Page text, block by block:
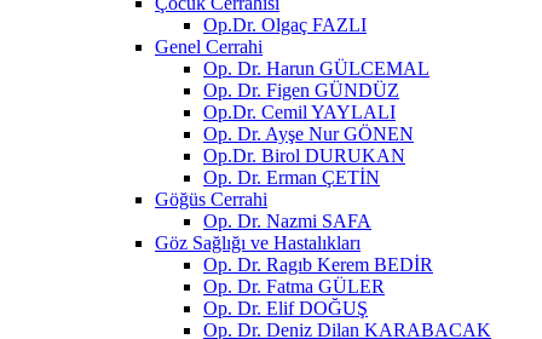
Op.Dr. Olgaç FAZLI
Genel Cerrahi
Op. Dr. Harun GÜLCEMAL
Op. Dr. Figen GÜNDÜZ
Op.Dr. Cemil YAYLALI
Op. Dr. Ayşe Nur GÖNEN
Op.Dr. Birol DURUKAN
Op. Dr. Erman ÇETİN
Göğüs Cerrahi
Op. Dr. Nazmi SAFA
Göz Sağlığı ve Hastalıkları
Op. Dr. Ragıb Kerem BEDİR
Op. Dr. Fatma GÜLER
Op. Dr. Elif DOĞUŞ
Op. Dr. Deniz Dilan KARABACAK